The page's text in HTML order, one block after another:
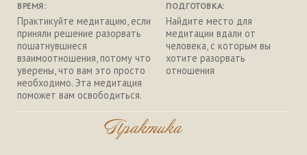
ВРЕМЯ:
Практикуйте медитацию, если
приняли решение разорвать
пошатнувшиеся
взаимоотношения, потому что
уверены, что вам это просто
необходимо. Эта медитация
поможет вам освободиться.
ПОДГОТОВКА:
Найдите место для
медитации вдали от
человека, с которым вы
хотите разорвать
отношения